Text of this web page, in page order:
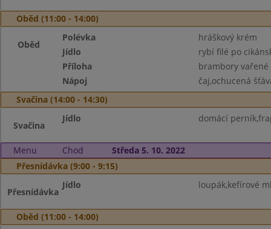
Oběd (11:00 - 14:00)
Oběd
Polévka
hráškový krém
Jídlo
rybí filé po
Příloha
brambory vařené
Nápoj
čaj,ochucená
Svačina (14:00 - 14:30)
Svačina
Jídlo domácí
Menu Chod
Středa 5. 10. 2022
Přesnídávka (9:00 - 9:15)
Přesnídávka
Jídlo loupák,kefírové
Oběd (11:00 - 14:00)